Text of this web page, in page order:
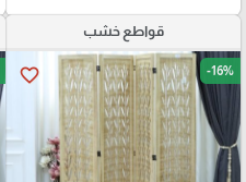
قواطع خشب
favorite_border -16%